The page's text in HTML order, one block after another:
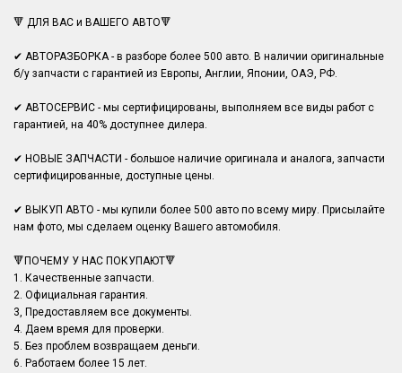
🔻 ДЛЯ ВАС и ВАШЕГО АВТО🔻
✔ АВТОРАЗБОРКА - в разборе более 500 авто. В наличии оригинальные
б/у запчасти с гарантией из Европы, Англии, Японии, ОАЭ, РФ.
✔ АВТОСЕРВИС - мы сертифицированы, выполняем все виды работ с
гарантией, на 40% доступнее дилера.
✔ НОВЫЕ ЗАПЧАСТИ - большое наличие оригинала и аналога, запчасти
сертифицированные, доступные цены.
✔ ВЫКУП АВТО - мы купили более 500 авто по всему миру. Присылайте
нам фото, мы сделаем оценку Вашего автомобиля.
🔻ПОЧЕМУ У НАС ПОКУПАЮТ🔻
1. Качественные запчасти.
2. Официальная гарантия.
3, Предоставляем все документы.
4. Даем время для проверки.
5. Без проблем возвращаем деньги.
6. Работаем более 15 лет.